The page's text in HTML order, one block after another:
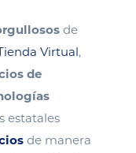
de
Virtual,
de
estatales
de manera